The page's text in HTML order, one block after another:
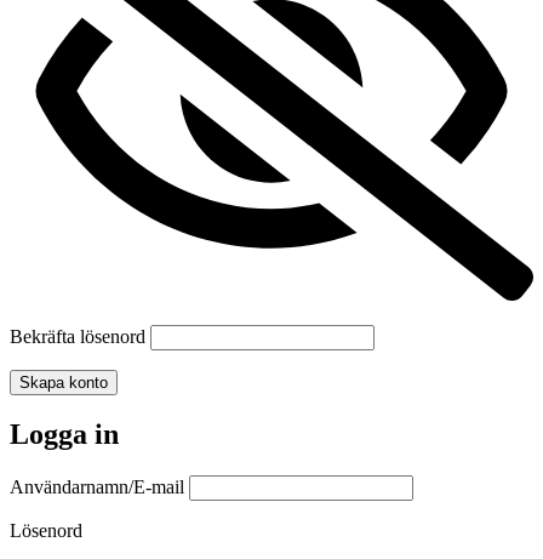
Bekräfta lösenord
Skapa konto
Logga in
Användarnamn/E-mail
Lösenord